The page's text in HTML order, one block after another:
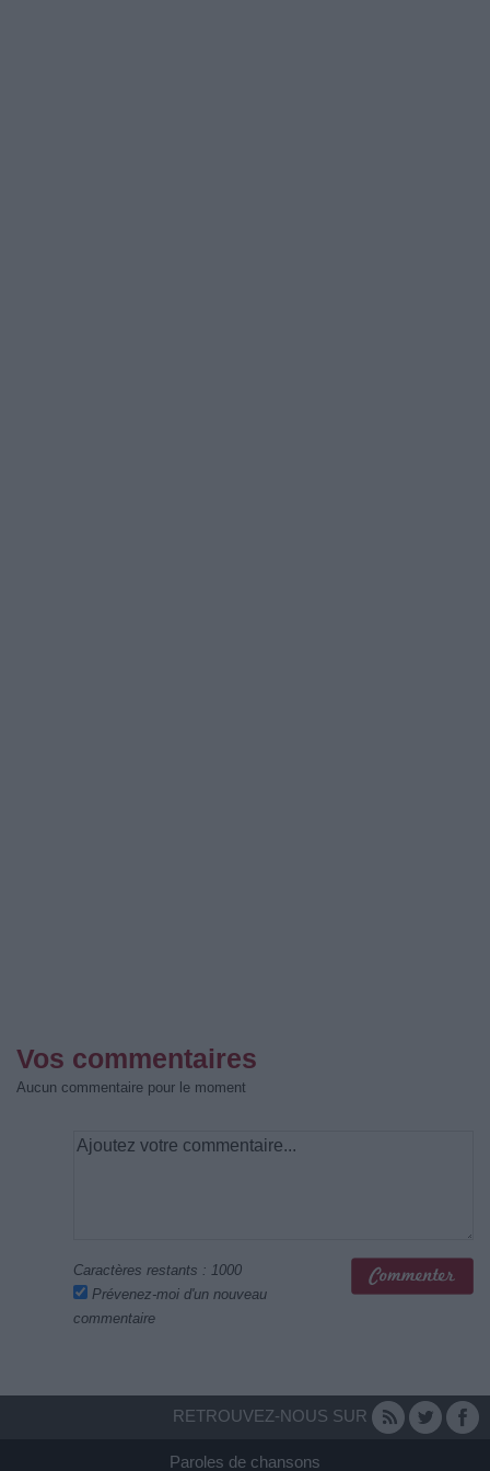
Vos commentaires
Aucun commentaire pour le moment
Caractères restants : 1000
Prévenez-moi d'un nouveau
commentaire
RETROUVEZ-NOUS SUR
Paroles de chansons